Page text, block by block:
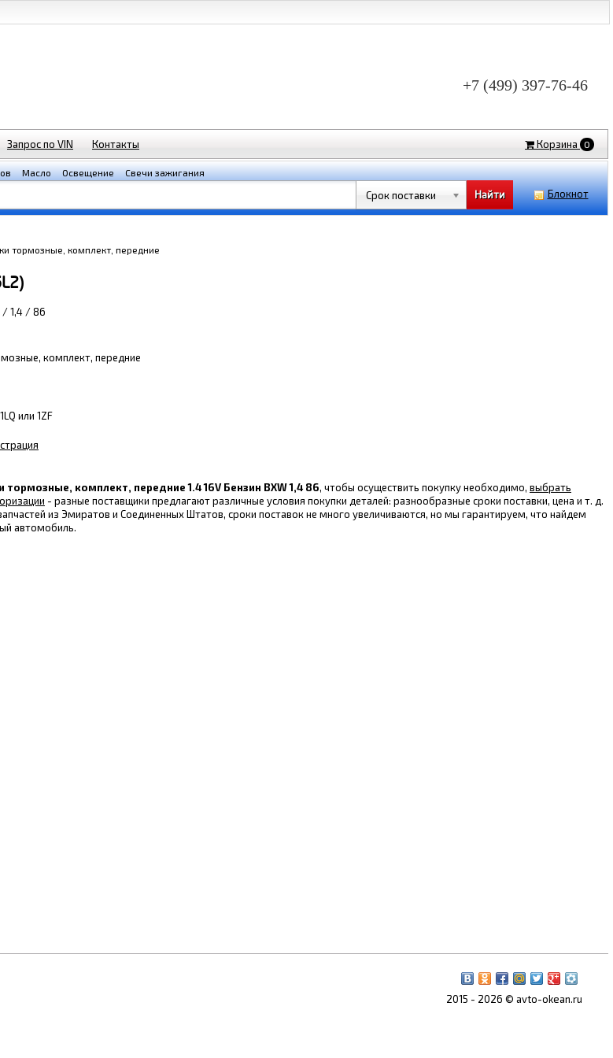
+7 (499) 397-76-46
Запрос по VIN Контакты Корзина 0
Масло Освещение Свечи зажигания
Срок поставки Блокнот
тормозные, комплект, передние
/ 1,4 / 86
комплект, передние
или 1ZF
тормозные, комплект, передние 1.4 16V Бензин BXW 1,4 86, чтобы осуществить покупку необходимо, выбрать
- разные поставщики предлагают различные условия покупки деталей: разнообразные сроки поставки, цена и т. д.
из Эмиратов и Соединенных Штатов, сроки поставок не много увеличиваются, но мы гарантируем, что найдем
автомобиль.
2015 - 2026 © avto-okean.ru